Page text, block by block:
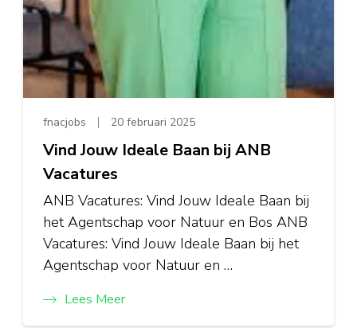
fnacjobs 20 februari 2025
Vind Jouw Ideale Baan bij ANB
Vacatures
ANB Vacatures: Vind Jouw Ideale Baan bij
het Agentschap voor Natuur en Bos ANB
Vacatures: Vind Jouw Ideale Baan bij het
Agentschap voor Natuur en …
Lees Meer